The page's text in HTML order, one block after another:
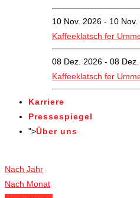
10 Nov. 2026 - 10
Kaffeeklatsch fer
08 Dez. 2026 - 08
Kaffeeklatsch fer
Karriere
Pressespiegel
">Über uns
Nach Jahr
Nach Monat